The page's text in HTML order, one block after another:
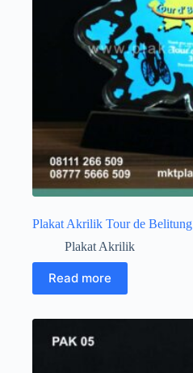
Plakat Akrilik Tour de Belitung
Plakat Akrilik
Read more